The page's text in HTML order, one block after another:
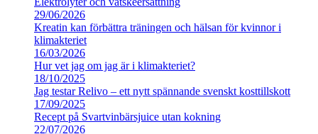
29/06/2026
Kreatin kan förbättra träningen och hälsan för kvinnor i
klimakteriet
16/03/2026
Hur vet jag om jag är i klimakteriet?
18/10/2025
Jag testar Relivo – ett nytt spännande svenskt kosttillskott
17/09/2025
Recept på Svartvinbärsjuice utan kokning
22/07/2026